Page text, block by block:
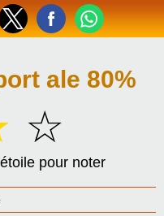
ale 80%
☆
pour noter